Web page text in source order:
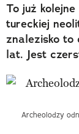
To już
tureckiej
znalezisko to
lat. Jest
Archeolodzy